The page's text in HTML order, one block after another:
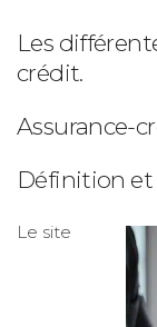
Les
crédit.
Assurance-
Définition
Le site